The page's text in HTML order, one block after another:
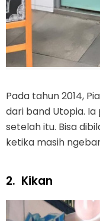
Pada tahun 2014,
dari band Utopia.
setelah itu. Bisa
ketika masih
2. Kikan